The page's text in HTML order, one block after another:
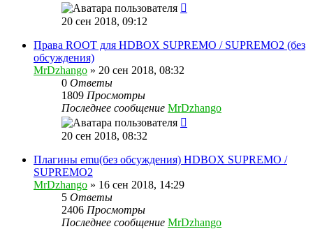
20 сен 2018, 09:12
Права ROOT для HDBOX SUPREMO / SUPREMO2 (без
обсуждения)
MrDzhango » 20 сен 2018, 08:32
0 Ответы
1809 Просмотры
Последнее сообщение MrDzhango
20 сен 2018, 08:32
Плагины emu(без обсуждения) HDBOX SUPREMO /
SUPREMO2
MrDzhango » 16 сен 2018, 14:29
5 Ответы
2406 Просмотры
Последнее сообщение MrDzhango